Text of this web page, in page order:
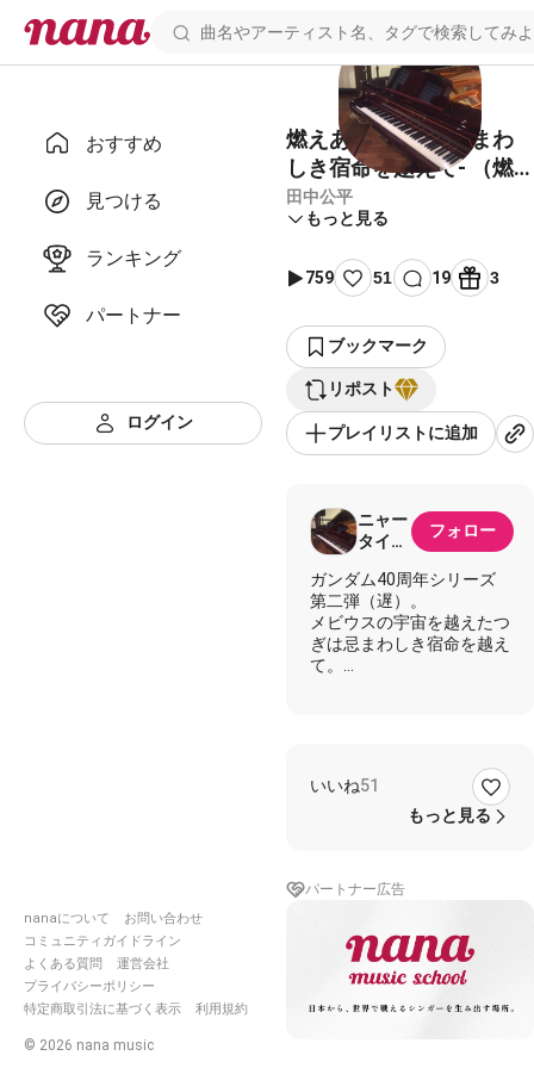
おすすめ
見つける
ランキング
パートナー
ログイン
nanaについて
お問い合わせ
コミュニティガイドライン
よくある質問
運営会社
プライバシーポリシー
特定商取引法に基づく表示
利用規約
© 2026 nana music
燃えあがれ闘志 -忌まわ
しき宿命を越えて- （燃
え上がれ闘志）【ガンダ
ム Gガンダム 戦闘用BGM
シャイニングフィンガ
ー】
田中公平
もっと見る
759 51 19 3
ブックマーク
リポスト
プレイリストに追加
ニャー
タイプ
非公認
クリエ
イター
フォロー
ガンダム40周年シリーズ
第二弾（遅）。
メビウスの宇宙を越えたつ
ぎは忌まわしき宿命を越え
て。
燃えるような暑い夏にピッ
タリなアツイ曲ですが、実
クス）
（2019/09/06 追記）
していただきめちゃくちゃ
いいね51
もっと見る
パートナー広告